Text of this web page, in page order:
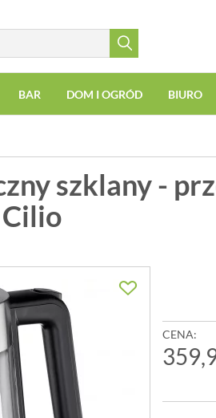
BAR DOM I OGRÓD BIURO
szklany -
CENA: